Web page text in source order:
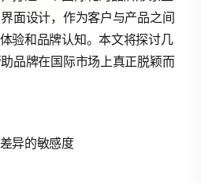
面设计，作为客户与产品之间
验和品牌认知。本文将探讨几
品牌在国际市场上真正脱颖而
异的敏感度